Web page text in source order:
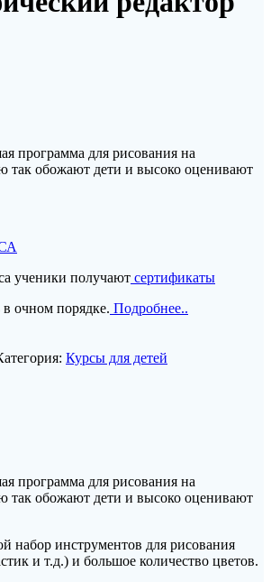
программа для рисования на
так обожают дети и высоко оценивают
ученики получают сертификаты
очном порядке. Подробнее..
Курсы для детей
программа для рисования на
так обожают дети и высоко оценивают
набор инструментов для рисования
и т.д.) и большое количество цветов.